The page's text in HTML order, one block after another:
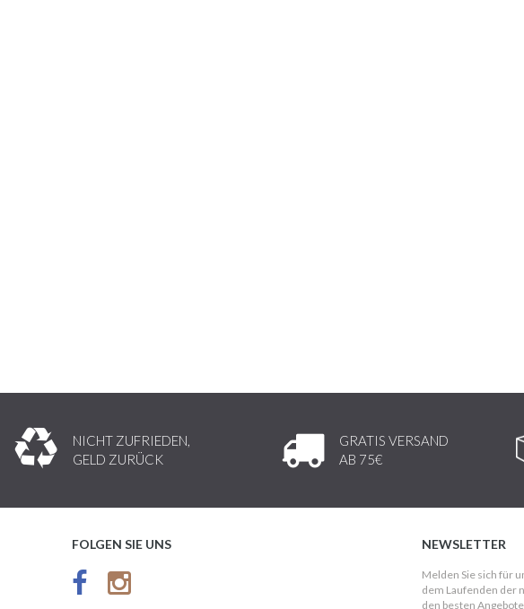
NICHT ZUFRIEDEN,
GELD ZURÜCK
GRATIS VERSAND
AB 75€
FOLGEN SIE UNS NEWSLETTER
Melden Sie sich für
dem Laufenden der
den besten